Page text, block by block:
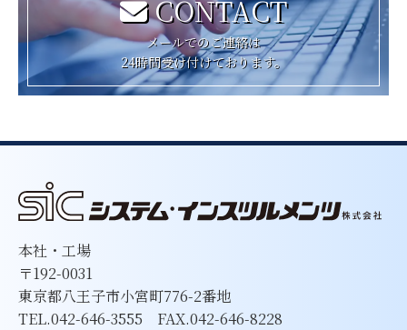
CONTACT
メールでのご連絡は
24時間受け付けております。
本社・工場
〒192-0031
東京都八王子市小宮町776-2番地
TEL.042-646-3555 FAX.042-646-8228